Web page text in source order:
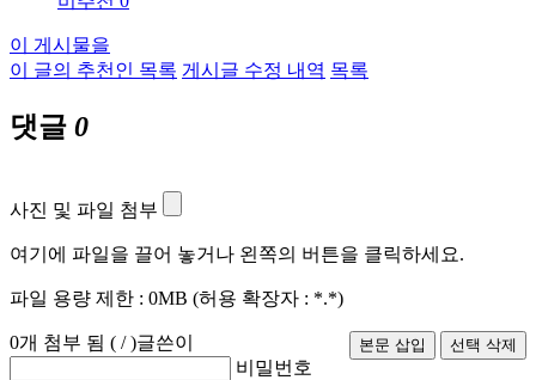
이 게시물을
이 글의 추천인 목록 게시글 수정 내역 목록
댓글 0
사진 및 파일 첨부
여기에 파일을 끌어 놓거나 왼쪽의 버튼을 클릭하세요.
파일 용량 제한 : 0MB (허용 확장자 : *.*)
0개 첨부 됨 ( /)글쓴이
비밀번호